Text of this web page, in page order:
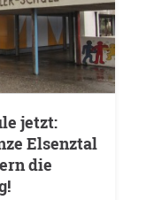
Elsenztal
die